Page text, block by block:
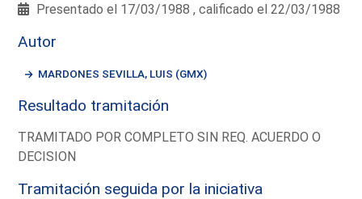
Presentado el 17/03/1988 , calificado el 22/03/1988
Autor
MARDONES SEVILLA, LUIS (GMX)
Resultado tramitación
TRAMITADO POR COMPLETO SIN REQ. ACUERDO O
DECISION
Tramitación seguida por la iniciativa